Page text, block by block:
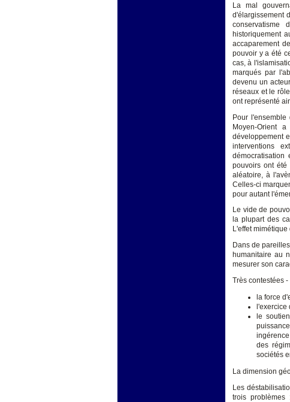
La mal
d'élargissement
conservatisme
historiquement
accaparement
pouvoir y a été
cas, à
marqués par
devenu un
réseaux et le
ont représenté
Pour
Moyen-Orient
développement
interventions
démocratisation
pouvoirs ont
aléatoire, à
Celles-ci
pour autant
Le vide de
la plupart des
L'effet
Dans de
humanitaire au
mesurer son
Très contestées
la force
le
des
sociétés
La dimension
Les
trois